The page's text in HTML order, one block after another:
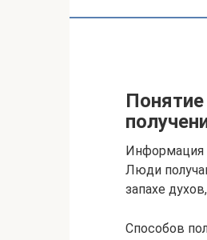
Информация
Люди
запахе
Способов